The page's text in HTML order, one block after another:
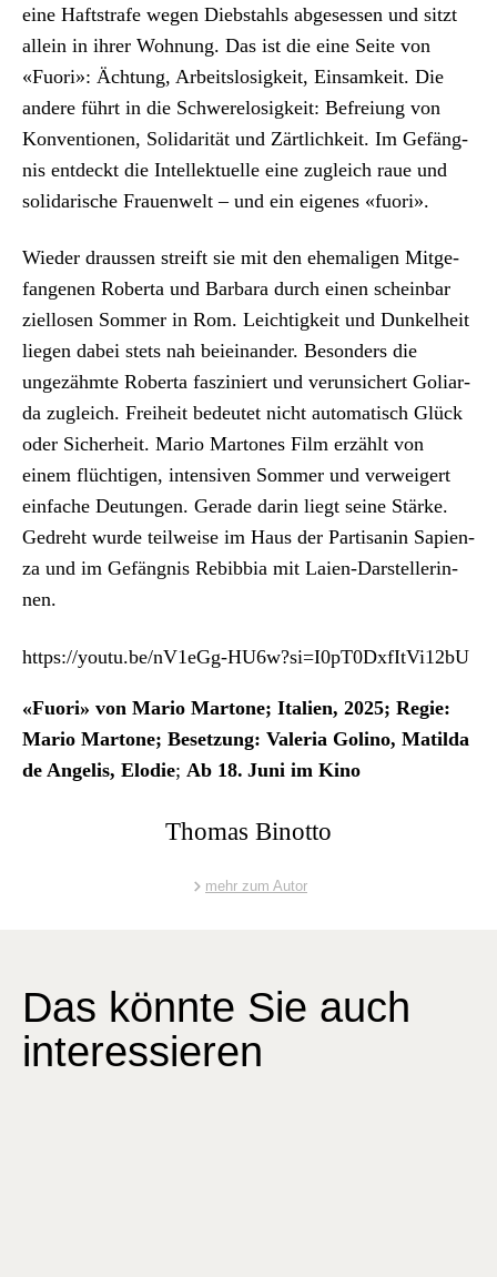
Suchen
eine Haft­strafe wegen Dieb­stahls abge­sessen und sitzt
allein in ihrer Woh­nung. Das ist die eine Seite von
«Fuori»: Äch­tung, Arbeit­slosigkeit, Ein­samkeit. Die
andere führt in die Schw­erelosigkeit: Befreiung von
Kon­ven­tio­nen, Sol­i­dar­ität und Zärtlichkeit. Im Gefäng­
nis ent­deckt die Intellek­tuelle eine zugle­ich raue und
sol­i­darische Frauen­welt – und ein eigenes «fuori».
Wieder draussen streift sie mit den ehe­ma­li­gen Mit­ge­
fan­genen Rober­ta und Bar­bara durch einen schein­bar
ziel­losen Som­mer in Rom. Leichtigkeit und Dunkel­heit
liegen dabei stets nah beieinan­der. Beson­ders die
ungezähmte Rober­ta fasziniert und verun­sichert Goliar­
da zugle­ich. Frei­heit bedeutet nicht automa­tisch Glück
oder Sicher­heit. Mario Mar­tones Film erzählt von
einem flüchti­gen, inten­siv­en Som­mer und ver­weigert
ein­fache Deu­tun­gen. Ger­ade darin liegt seine Stärke.
Gedreht wurde teil­weise im Haus der Par­ti­sanin Sapien­
za und im Gefäng­nis Rebib­bia mit Laien-Darstel­lerin­
nen.
https://youtu.be/nV1eGg-HU6w?si=I0pT0DxfItVi12bU
«Fuori» von Mario Mar­tone; Ital­ien, 2025; Regie:
Mario Mar­tone; Beset­zung: Vale­ria Goli­no, Matil­da
de Ange­lis, Elodie; Ab 18. Juni im Kino
Thomas Binotto
mehr zum Autor
Das könnte Sie auch
interessieren